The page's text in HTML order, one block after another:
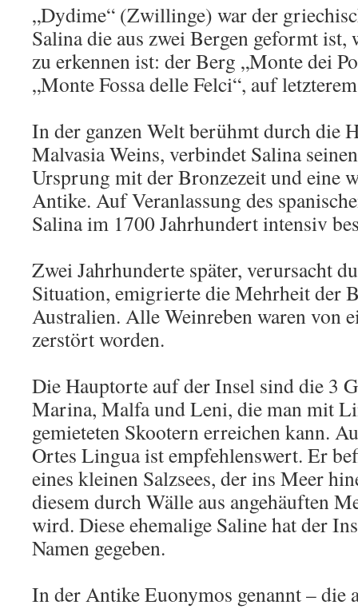
„Dydime“ (Zwillinge) war der
Salina die aus zwei Bergen geformt ist,
zu erkennen ist: der Berg „Monte dei
„Monte Fossa delle Felci“, auf
In der ganzen Welt berühmt durch die
Malvasia Weins, verbindet Salina
Ursprung mit der Bronzezeit und eine
Antike. Auf Veranlassung des
Salina im 1700 Jahrhundert intensiv
Zwei Jahrhunderte später, verursacht
Situation, emigrierte die Mehrheit der
Australien. Alle Weinreben waren von
zerstört worden.
Die Hauptorte auf der Insel sind die 3
Marina, Malfa und Leni, die man mit
gemieteten Skootern erreichen kann.
Ortes Lingua ist empfehlenswert. Er
eines kleinen Salzsees, der ins Meer
diesem durch Wälle aus angehäuften
wird. Diese ehemalige Saline hat der
Namen gegeben.
In der Antike Euonymos genannt – die